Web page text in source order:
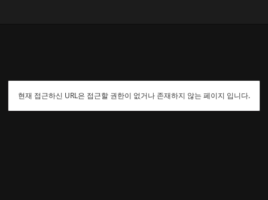
현재 접근하신 URL은 접근할 권한이 없거나 존재하지 않는 페이지 입니다.